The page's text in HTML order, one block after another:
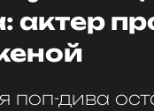
поп-дива